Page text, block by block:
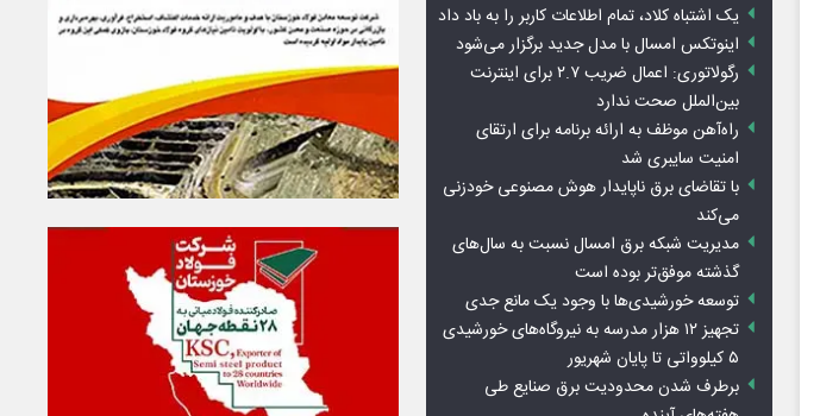
یک اشتباه کلاد، تمام اطلاعات کاربر را به باد داد
اینوتکس امسال با مدل جدید برگزار می‌شود
رگولاتوری: اعمال ضریب ۲.۷ برای اینترنت
بین‌الملل صحت ندارد
راه‌آهن موظف به ارائه برنامه برای ارتقای
امنیت سایبری شد
با تقاضای برق ناپایدار هوش مصنوعی خودزنی
می‌کند
مدیریت شبکه برق امسال نسبت به سال‌های
گذشته موفق‌تر بوده است
توسعه خورشیدی‌ها با وجود یک مانع جدی
تجهیز ۱۲ هزار مدرسه به نیروگاه‌های خورشیدی
۵ کیلوواتی تا پایان شهریور
برطرف شدن محدودیت‌ برق صنایع طی